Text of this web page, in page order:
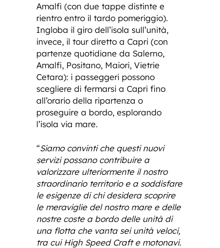
Amalfi (con due tappe distinte e
rientro entro il tardo pomeriggio).
Ingloba il giro dell’isola sull’unità,
invece, il tour diretto a Capri (con
partenze quotidiane da Salerno,
Amalfi, Positano, Maiori, Vietrie
Cetara): i passeggeri possono
scegliere di fermarsi a Capri fino
all’orario della ripartenza o
proseguire a bordo, esplorando
l’isola via mare.
“Siamo convinti che questi nuovi
servizi possano contribuire a
valorizzare ulteriormente il nostro
straordinario territorio e a soddisfare
le esigenze di chi desidera scoprire
le meraviglie del nostro mare e delle
nostre coste a bordo delle unità di
una flotta che vanta sei unità veloci,
tra cui High Speed Craft e motonavi.